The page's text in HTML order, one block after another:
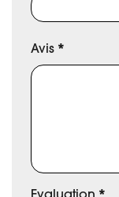
Avis *